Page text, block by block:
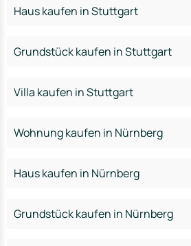
Haus kaufen in Stuttgart
Grundstück kaufen in Stuttgart
Villa kaufen in Stuttgart
Wohnung kaufen in Nürnberg
Haus kaufen in Nürnberg
Grundstück kaufen in Nürnberg